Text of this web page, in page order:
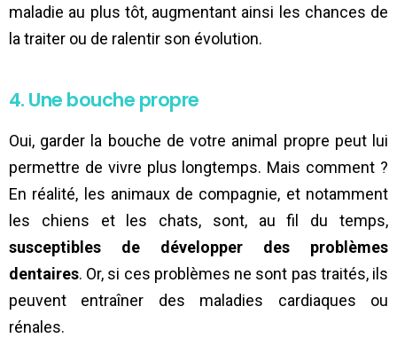
maladie au plus tôt, augmentant ainsi les chances de
la traiter ou de ralentir son évolution.
4. Une bouche propre
Oui, garder la bouche de votre animal propre peut lui
permettre de vivre plus longtemps. Mais comment ?
En réalité, les animaux de compagnie, et notamment
les chiens et les chats, sont, au fil du temps,
susceptibles de développer des problèmes
dentaires. Or, si ces problèmes ne sont pas traités, ils
peuvent entraîner des maladies cardiaques ou
rénales.